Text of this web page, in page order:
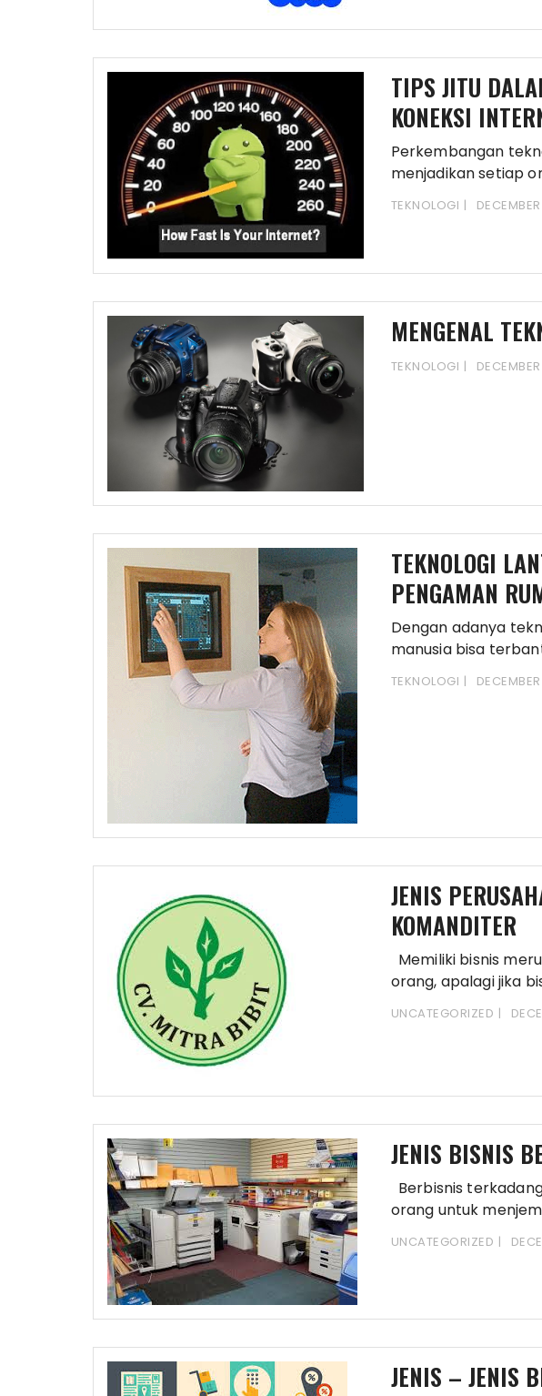
TIPS JITU
KONEKSI
Perkembangan
menjadikan setiap
melakukan
TEKNOLOGI
MENGENAL
TEKNOLOGI
TEKNOLOGI
PENGAMAN
Dengan adanya
manusia bisa
Begitupun
TEKNOLOGI
JENIS
KOMANDITER
Memiliki bisnis
orang, apalagi jika
UNCATEGORIZED
JENIS BISNIS
Berbisnis
orang untuk
tidaklah semudah
UNCATEGORIZED
JENIS – JENIS